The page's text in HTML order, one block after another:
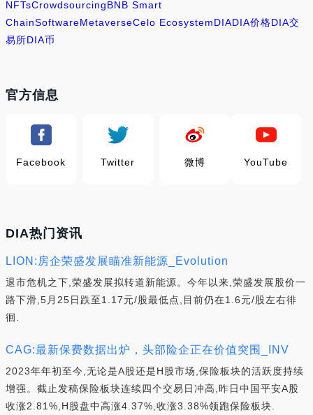
NFTsCrowdsourcingBNB Smart
ChainSoftwareMetaverseCelo EcosystemDIADIA价格DIA交
易所DIA币
官方信息
Facebook Twitter 微博 YouTube
DIA热门资讯
LION:房企荣盛发展瞄准新能源_Evolution
退市危机之下,荣盛发展拟转道新能源。今年以来,荣盛发展股价一
路下滑,5月25日跌至1.17元/股最低点,目前仍在1.6元/股左右徘
徊.
CAG:最新保费数据出炉，头部险企正在价值突围_INV
2023年年初至今,无论是A股还是H股市场,保险板块的活跃度持续
增强。截止发稿保险板块连续四个交易日冲高,昨日中国平安A股
收涨2.81%,H股盘中高涨4.37%,收涨3.38%领跑保险板块.